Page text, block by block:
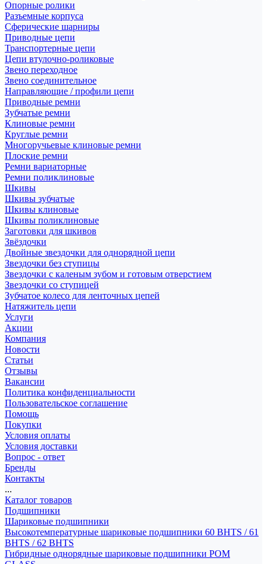
Опорные ролики
Разъемные корпуса
Сферические шарниры
Приводные цепи
Транспортерные цепи
Цепи втулочно-роликовые
Звено переходное
Звено соединительное
Направляющие / профили цепи
Приводные ремни
Зубчатые ремни
Клиновые ремни
Круглые ремни
Многоручьевые клиновые ремни
Плоские ремни
Ремни вариаторные
Ремни поликлиновые
Шкивы
Шкивы зубчатые
Шкивы клиновые
Шкивы поликлиновые
Заготовки для шкивов
Звёздочки
Двойные звездочки для однорядной цепи
Звездочки без ступицы
Звездочки с каленым зубом и готовым отверстием
Звездочки со ступицей
Зубчатое колесо для ленточных цепей
Натяжитель цепи
Услуги
Акции
Компания
Новости
Статьи
Отзывы
Вакансии
Политика конфиденциальности
Пользовательское соглашение
Помощь
Покупки
Условия оплаты
Условия доставки
Вопрос - ответ
Бренды
Контакты
...
Каталог товаров
Подшипники
Шариковые подшипники
Высокотемпературные шариковые подшипники 60 BHTS / 61
BHTS / 62 BHTS
Гибридные однорядные шариковые подшипники POM